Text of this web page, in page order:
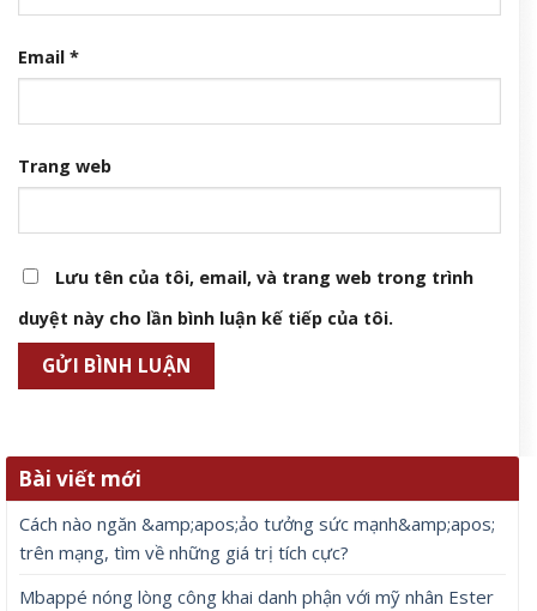
Email *
Trang web
Lưu tên của tôi, email, và trang web trong trình
duyệt này cho lần bình luận kế tiếp của tôi.
Bài viết mới
Cách nào ngăn &amp;apos;ảo tưởng sức mạnh&amp;apos;
trên mạng, tìm về những giá trị tích cực?
Mbappé nóng lòng công khai danh phận với mỹ nhân Ester